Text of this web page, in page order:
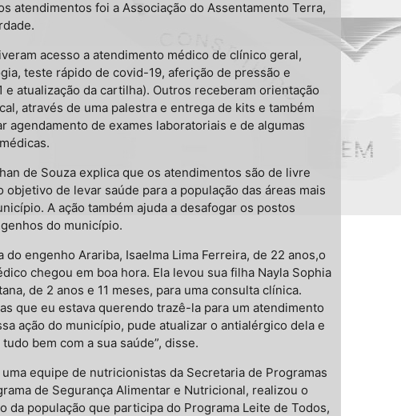
atendimentos foi a Associação do Assentamento Terra,
acesso a atendimento médico de clínico geral,
teste rápido de covid-19, aferição de pressão e
e atualização da cartilha). Outros receberam orientação
através de uma palestra e entrega de kits e também
agendamento de exames laboratoriais e de algumas
de Souza explica que os atendimentos são de livre
objetivo de levar saúde para a população das áreas mais
A ação também ajuda a desafogar os postos
do município.
do engenho Arariba, Isaelma Lima Ferreira, de 22 anos,o
chegou em boa hora. Ela levou sua filha Nayla Sophia
de 2 anos e 11 meses, para uma consulta clínica.
que eu estava querendo trazê-la para um atendimento
ação do município, pude atualizar o antialérgico dela e
bem com a sua saúde”, disse.
uma equipe de nutricionistas da Secretaria de Programas
de Segurança Alimentar e Nutricional, realizou o
da população que participa do Programa Leite de Todos,